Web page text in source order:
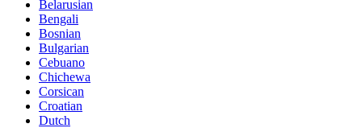
Belarusian
Bengali
Bosnian
Bulgarian
Cebuano
Chichewa
Corsican
Croatian
Dutch